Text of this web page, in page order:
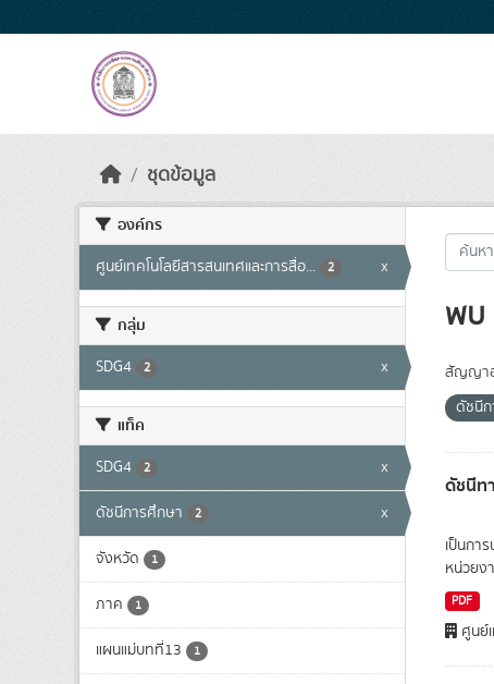
ชุดข้อมูล
องค์กร
ศูนย์เทคโนโลยีสารสนเทศและการสื่อ... 2 x
กลุ่ม
SDG4 2 x
แท็ค
SDG4 2 x
ดัชนีการศึกษา 2 x
จังหวัด 1
ภาค 1
แผนแม่บทที่13 1
พบ
สัญญา
ดัชนี
ดัชนีท
เป็นกา
หน่วยง
PDF
ศูนย์เ